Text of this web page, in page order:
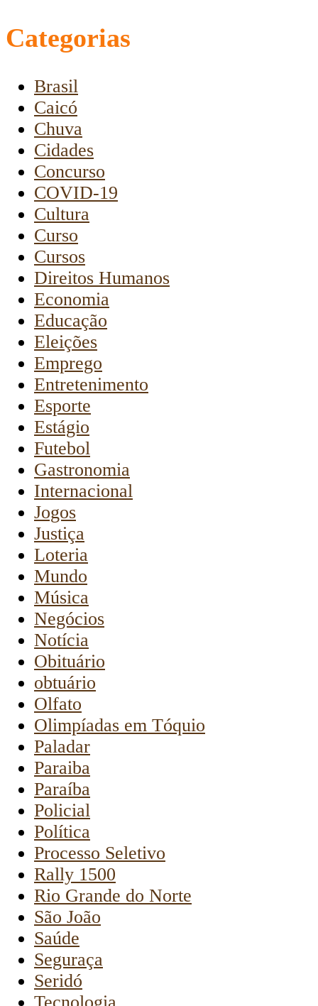
Categorias
Brasil
Caicó
Chuva
Cidades
Concurso
COVID-19
Cultura
Curso
Cursos
Direitos Humanos
Economia
Educação
Eleições
Emprego
Entretenimento
Esporte
Estágio
Futebol
Gastronomia
Internacional
Jogos
Justiça
Loteria
Mundo
Música
Negócios
Notícia
Obituário
obtuário
Olfato
Olimpíadas em Tóquio
Paladar
Paraiba
Paraíba
Policial
Política
Processo Seletivo
Rally 1500
Rio Grande do Norte
São João
Saúde
Seguraça
Seridó